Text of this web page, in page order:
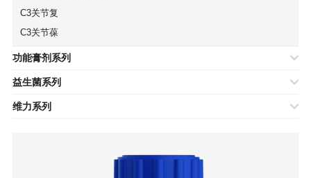
C3关节复
C3关节葆
功能膏剂系列
益生菌系列
维力系列